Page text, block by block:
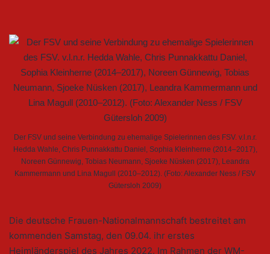
Der FSV und seine Verbindung zu ehemalige Spielerinnen des FSV. v.l.n.r.
Hedda Wahle, Chris Punnakkattu Daniel, Sophia Kleinherne (2014–2017),
Noreen Günnewig, Tobias Neumann, Sjoeke Nüsken (2017), Leandra
Kammermann und Lina Magull (2010–2012). (Foto: Alexander Ness / FSV
Gütersloh 2009)
Die deutsche Frauen-Nationalmannschaft bestreitet am
kommenden Samstag, den 09.04. ihr erstes
Heimländerspiel des Jahres 2022. Im Rahmen der WM-